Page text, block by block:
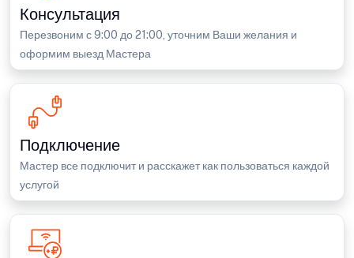
Консультация
Перезвоним с 9:00 до 21:00, уточним Ваши желания и
оформим выезд Мастера
Подключение
Мастер все подключит и расскажет как пользоваться каждой
услугой